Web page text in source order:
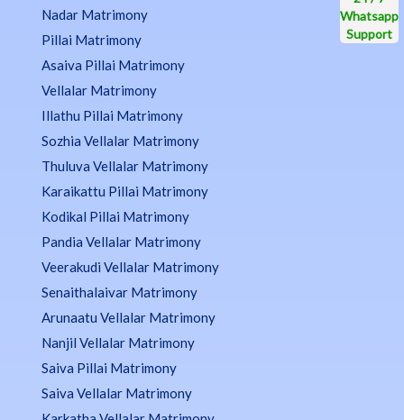
Nadar Matrimony
Pillai Matrimony
Asaiva Pillai Matrimony
Vellalar Matrimony
Illathu Pillai Matrimony
Sozhia Vellalar Matrimony
Thuluva Vellalar Matrimony
Karaikattu Pillai Matrimony
Kodikal Pillai Matrimony
Pandia Vellalar Matrimony
Veerakudi Vellalar Matrimony
Senaithalaivar Matrimony
Arunaatu Vellalar Matrimony
Nanjil Vellalar Matrimony
Saiva Pillai Matrimony
Saiva Vellalar Matrimony